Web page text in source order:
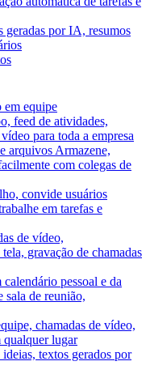
geradas por IA, resumos
em equipe
feed de atividades,
para toda a empresa
arquivos Armazene,
com colegas de
convide usuários
em tarefas e
de vídeo,
gravação de chamadas
calendário pessoal e da
sala de reunião,
chamadas de vídeo,
qualquer lugar
textos gerados por